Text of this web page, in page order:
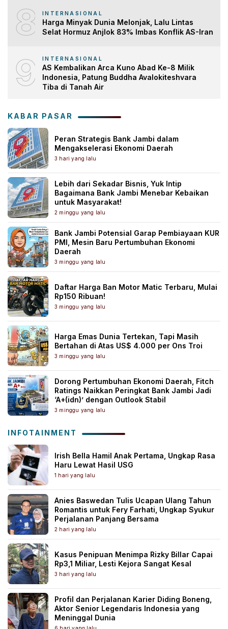
8 INTERNASIONAL
Harga Minyak Dunia Melonjak, Lalu Lintas
Selat Hormuz Anjlok 83% Imbas Konflik AS-Iran
9 INTERNASIONAL
AS Kembalikan Arca Kuno Abad Ke-8 Milik
Indonesia, Patung Buddha Avalokiteshvara
Tiba di Tanah Air
KABAR PASAR
Peran Strategis Bank Jambi dalam
Mengakselerasi Ekonomi Daerah
3 hari yang lalu
Lebih dari Sekadar Bisnis, Yuk Intip
Bagaimana Bank Jambi Menebar Kebaikan
untuk Masyarakat!
2 minggu yang lalu
Bank Jambi Potensial Garap Pembiayaan KUR
PMI, Mesin Baru Pertumbuhan Ekonomi
Daerah
3 minggu yang lalu
Daftar Harga Ban Motor Matic Terbaru, Mulai
Rp150 Ribuan!
3 minggu yang lalu
Harga Emas Dunia Tertekan, Tapi Masih
Bertahan di Atas US$ 4.000 per Ons Troi
3 minggu yang lalu
Dorong Pertumbuhan Ekonomi Daerah, Fitch
Ratings Naikkan Peringkat Bank Jambi Jadi
‘A+(idn)’ dengan Outlook Stabil
3 minggu yang lalu
INFOTAINMENT
Irish Bella Hamil Anak Pertama, Ungkap Rasa
Haru Lewat Hasil USG
1 hari yang lalu
Anies Baswedan Tulis Ucapan Ulang Tahun
Romantis untuk Fery Farhati, Ungkap Syukur
Perjalanan Panjang Bersama
2 hari yang lalu
Kasus Penipuan Menimpa Rizky Billar Capai
Rp3,1 Miliar, Lesti Kejora Sangat Kesal
3 hari yang lalu
Profil dan Perjalanan Karier Diding Boneng,
Aktor Senior Legendaris Indonesia yang
Meninggal Dunia